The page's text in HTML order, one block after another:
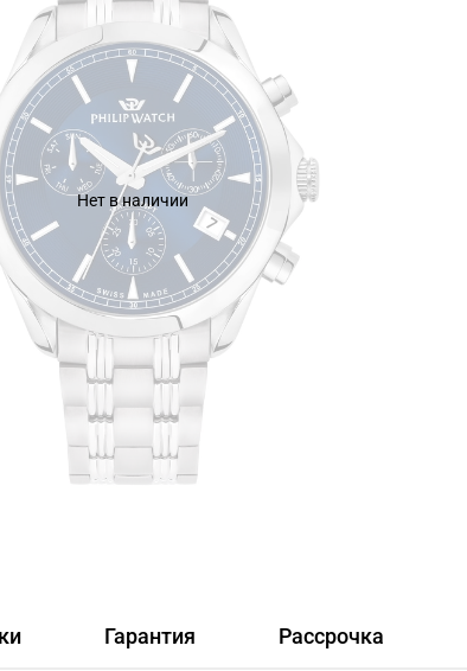
Нет в наличии
Гарантия Рассрочка